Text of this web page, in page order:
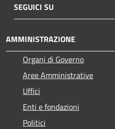
SEGUICI SU
AMMINISTRAZIONE
Organi di Governo
Aree Amministrative
Uffici
Enti e fondazioni
Politici